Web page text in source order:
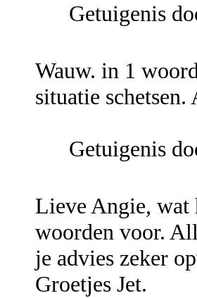
Getuigenis
Wauw. in 1
situatie
Getuigenis
Lieve Angie, wat
woorden voor.
je advies zeker
Groetjes Jet.